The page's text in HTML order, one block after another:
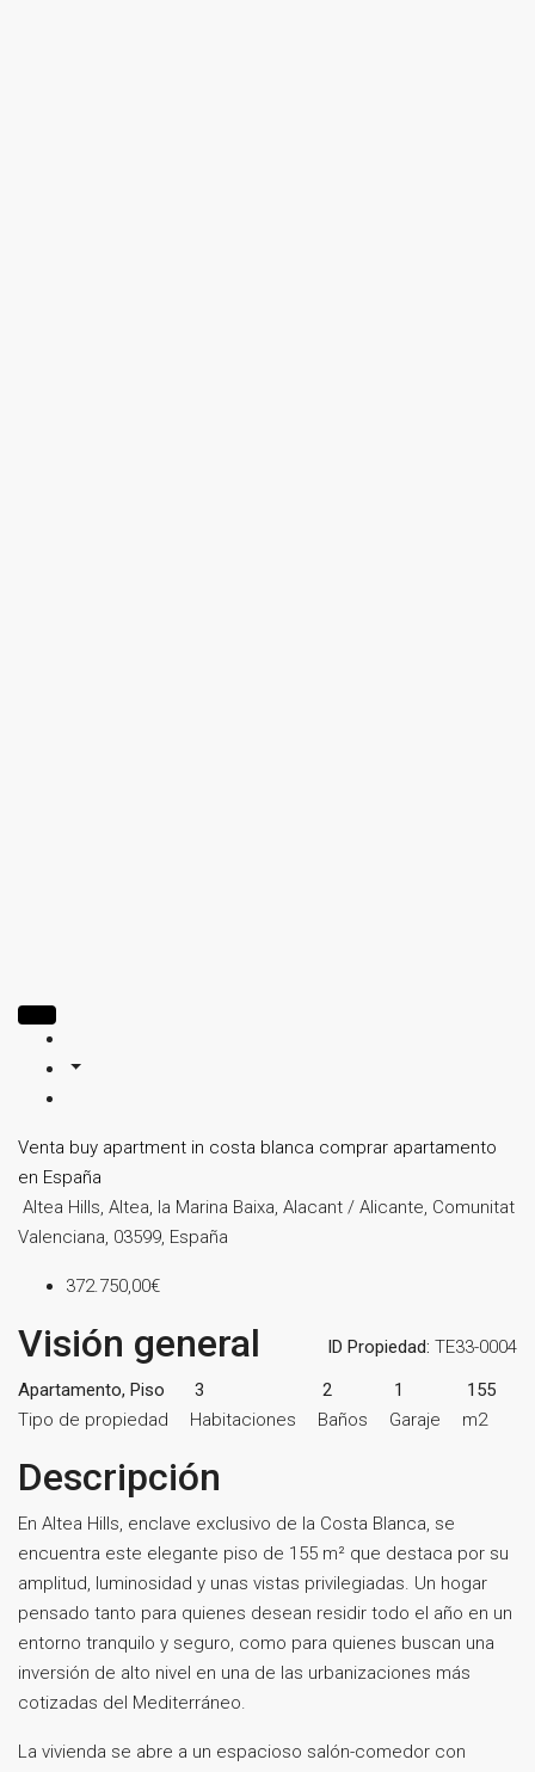
Venta buy apartment in costa blanca comprar apartamento
en España
Altea Hills, Altea, la Marina Baixa, Alacant / Alicante, Comunitat
Valenciana, 03599, España
372.750,00€
Visión general ID Propiedad: TE33-0004
Apartamento, Piso
Tipo de propiedad
3
Habitaciones
2
Baños
1
Garaje
155
m2
Descripción
En Altea Hills, enclave exclusivo de la Costa Blanca, se
encuentra este elegante piso de 155 m² que destaca por su
amplitud, luminosidad y unas vistas privilegiadas. Un hogar
pensado tanto para quienes desean residir todo el año en un
entorno tranquilo y seguro, como para quienes buscan una
inversión de alto nivel en una de las urbanizaciones más
cotizadas del Mediterráneo.
La vivienda se abre a un espacioso salón-comedor con